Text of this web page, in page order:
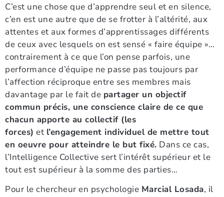
C’est une chose que d’apprendre seul et en silence,
c’en est une autre que de se frotter à l’altérité, aux
attentes et aux formes d’apprentissages différents
de ceux avec lesquels on est sensé « faire équipe »…
contrairement à ce que l’on pense parfois, une
performance d’équipe ne passe pas toujours par
l’affection réciproque entre ses membres mais
davantage par le fait de partager un objectif
commun précis, une conscience claire de ce que
chacun apporte au collectif (les
forces) et l’engagement individuel de mettre tout
en oeuvre pour atteindre le but fixé. Dans ce cas,
l’Intelligence Collective sert l’intérêt supérieur et le
tout est supérieur à la somme des parties…
Pour le chercheur en psychologie Marcial Losada, il